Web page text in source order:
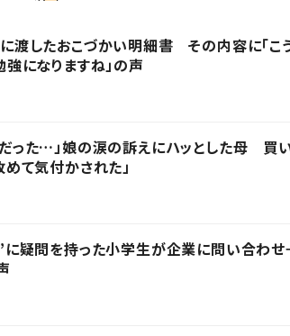
渡したおこづかい明細書 その内容に「こ
強になりますね」の声
った…」娘の涙の訴えにハッとした母 買
めて気付かされた」
に疑問を持った小学生が企業に問い合わ